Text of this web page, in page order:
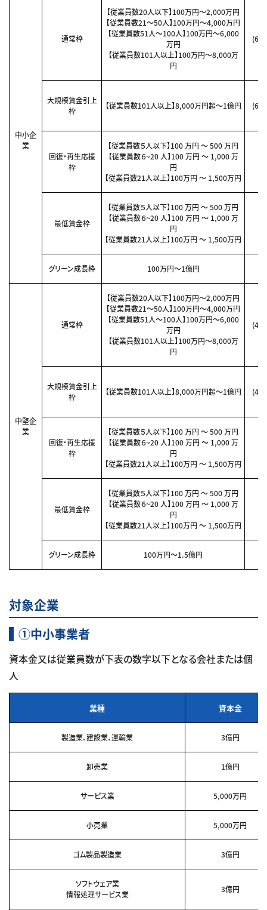
中小企
業
通常枠
【従業員数20人以下】100万円～2,000万円
【従業員数21～50人】100万円～4,000万円
【従業員数51人～100人】100万円～6,000
万円
【従業員数101人以上】100万円～8,000万
円
大規模賃金引上
枠
【従業員数101人以上】8,000万円超～1億円
回復・再生応援
枠
【従業員数５人以下】100 万円 ～ 500 万円
【従業員数６~20 人】100 万円 ～ 1,000 万
円
【従業員数21人以上】100万円 ～ 1,500万円
最低賃金枠
【従業員数５人以下】100 万円 ～ 500 万円
【従業員数６~20 人】100 万円 ～ 1,000 万
円
【従業員数21人以上】100万円 ～ 1,500万円
グリーン成長枠 100万円～1億円
中堅企
業
通常枠
【従業員数20人以下】100万円～2,000万円
【従業員数21～50人】100万円～4,000万円
【従業員数51人～100人】100万円～6,000
万円
【従業員数101人以上】100万円～8,000万
円
大規模賃金引上
枠
【従業員数101人以上】8,000万円超～1億円
回復・再生応援
枠
【従業員数５人以下】100 万円 ～ 500 万円
【従業員数６~20 人】100 万円 ～ 1,000 万
円
【従業員数21人以上】100万円 ～ 1,500万円
最低賃金枠
【従業員数５人以下】100 万円 ～ 500 万円
【従業員数６~20 人】100 万円 ～ 1,000 万
円
【従業員数21人以上】100万円 ～ 1,500万円
グリーン成長枠 100万円～1.5億円
対象企業
①中小事業者
資本金又は従業員数が下表の数字以下となる会社または個
人
業種 資本金
製造業、建設業、運輸業 3億円
卸売業 1億円
サービス業 5,000万円
小売業 5,000万円
ゴム製品製造業 3億円
ソフトウェア業
情報処理サービス業
3億円